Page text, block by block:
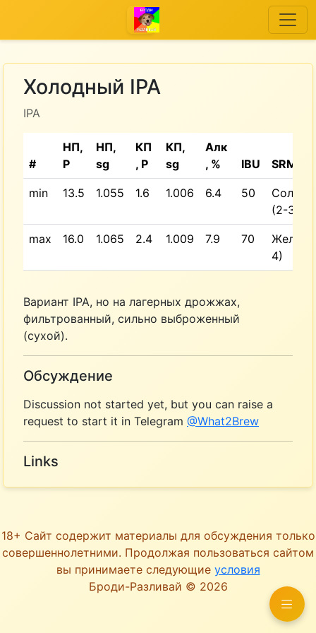
Холодный IPA
IPA
#
НП,
P
НП,
sg
КП
, P
КП,
sg
Алк
, %
IBU SRM
min 13.5 1.055 1.6 1.006 6.4 50
(2-3)
max 16.0 1.065 2.4 1.009 7.9 70
4)
Вариант IPA, но на лагерных дрожжах,
фильтрованный, сильно выброженный
(сухой).
Обсуждение
Discussion not started yet, but you can raise a
request to start it in Telegram @What2Brew
Links
18+ Сайт содержит материалы для обсуждения только
совершеннолетними. Продолжая пользоваться сайтом
вы принимаете следующие условия
Броди-Разливай © 2026